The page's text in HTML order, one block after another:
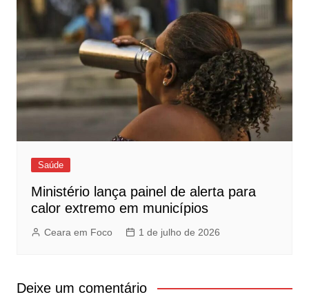
Saúde
Ministério lança painel de alerta para
calor extremo em municípios
Ceara em Foco 1 de julho de 2026
Deixe um comentário